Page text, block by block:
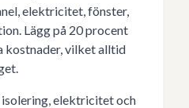
elektricitet, fönster,
Lägg på 20 procent
kostnader, vilket alltid
elektricitet och